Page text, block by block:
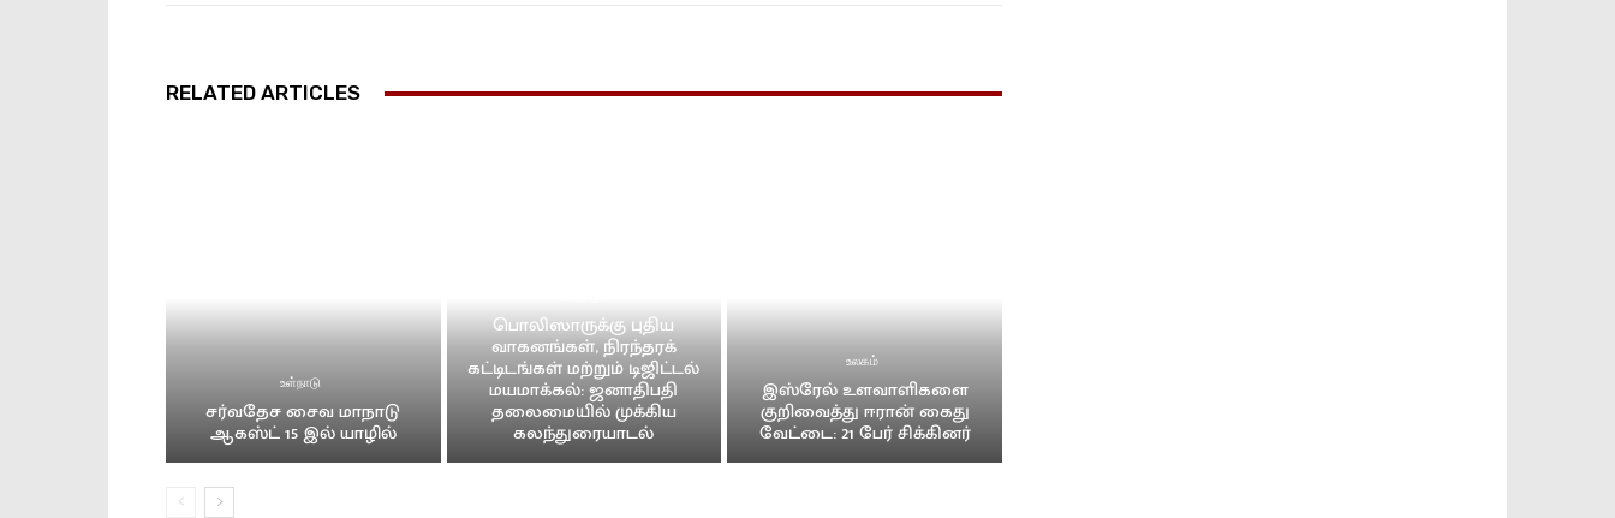
RELATED ARTICLES
உள்நாடு
சர்வதேச சைவ மாநாடு
ஆகஸ்ட் 15 இல் யாழில்
பொலிஸாருக்கு புதிய
வாகனங்கள், நிரந்தரக்
கட்டிடங்கள் மற்றும் டிஜிட்டல்
மயமாக்கல்: ஜனாதிபதி
தலைமையில் முக்கிய
கலந்துரையாடல்
உலகம்
இஸ்ரேல் உளவாளிகளை
குறிவைத்து ஈரான் கைது
வேட்டை: 21 பேர் சிக்கினர்